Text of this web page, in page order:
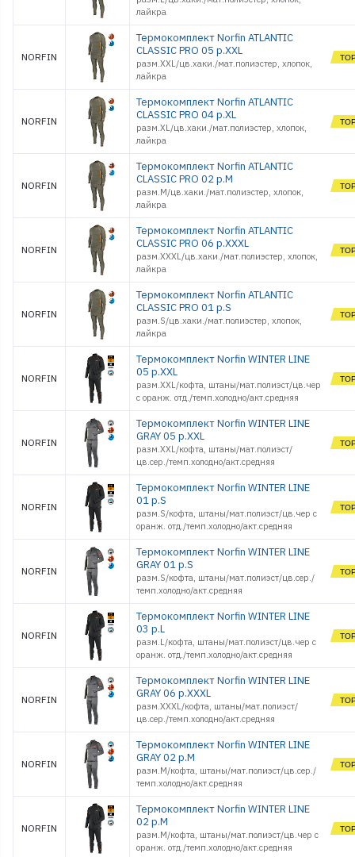
лайкра
NORFIN
Термокомплект Norfin ATLANTIC
CLASSIC PRO 05 р.XXL
разм.XXL/цв.хаки./мат.полиэстер, хлопок,
лайкра
NORFIN
Термокомплект Norfin ATLANTIC
CLASSIC PRO 04 р.XL
разм.XL/цв.хаки./мат.полиэстер, хлопок,
лайкра
NORFIN
Термокомплект Norfin ATLANTIC
CLASSIC PRO 02 р.M
разм.M/цв.хаки./мат.полиэстер, хлопок,
лайкра
NORFIN
Термокомплект Norfin ATLANTIC
CLASSIC PRO 06 р.XXXL
разм.XXXL/цв.хаки./мат.полиэстер, хлопок,
лайкра
NORFIN
Термокомплект Norfin ATLANTIC
CLASSIC PRO 01 р.S
разм.S/цв.хаки./мат.полиэстер, хлопок,
лайкра
NORFIN
Термокомплект Norfin WINTER LINE
05 р.XXL
разм.XXL/кофта, штаны/мат.полиэст/цв.чер
с оранж. отд./темп.холодно/акт.средняя
NORFIN
Термокомплект Norfin WINTER LINE
GRAY 05 р.XXL
разм.XXL/кофта, штаны/мат.полиэст/
цв.сер./темп.холодно/акт.средняя
NORFIN
Термокомплект Norfin WINTER LINE
01 р.S
разм.S/кофта, штаны/мат.полиэст/цв.чер с
оранж. отд./темп.холодно/акт.средняя
NORFIN
Термокомплект Norfin WINTER LINE
GRAY 01 р.S
разм.S/кофта, штаны/мат.полиэст/цв.сер./
темп.холодно/акт.средняя
NORFIN
Термокомплект Norfin WINTER LINE
03 р.L
разм.L/кофта, штаны/мат.полиэст/цв.чер с
оранж. отд./темп.холодно/акт.средняя
NORFIN
Термокомплект Norfin WINTER LINE
GRAY 06 р.XXXL
разм.XXXL/кофта, штаны/мат.полиэст/
цв.сер./темп.холодно/акт.средняя
NORFIN
Термокомплект Norfin WINTER LINE
GRAY 02 р.M
разм.M/кофта, штаны/мат.полиэст/цв.сер./
темп.холодно/акт.средняя
NORFIN
Термокомплект Norfin WINTER LINE
02 р.M
разм.M/кофта, штаны/мат.полиэст/цв.чер с
оранж. отд./темп.холодно/акт.средняя